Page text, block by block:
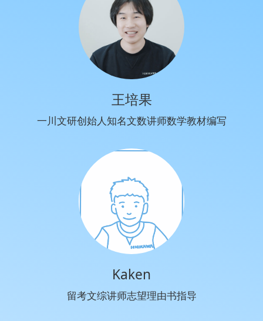
王培果
一川文研创始人知名文数讲师数学教材编写
Kaken
留考文综讲师志望理由书指导